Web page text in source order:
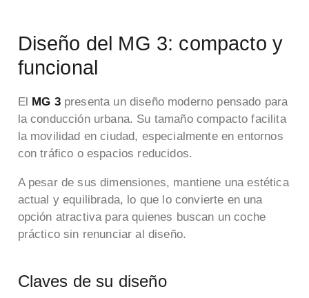
Diseño del MG 3: compacto y
funcional
El MG 3presenta un diseño moderno pensado para
la conducción urbana. Su tamaño compacto facilita
la movilidad en ciudad, especialmente en entornos
con tráfico o espacios reducidos.
A pesar de sus dimensiones, mantiene una estética
actual y equilibrada, lo que lo convierte en una
opción atractiva para quienes buscan un coche
práctico sin renunciar al diseño.
Claves de su diseño